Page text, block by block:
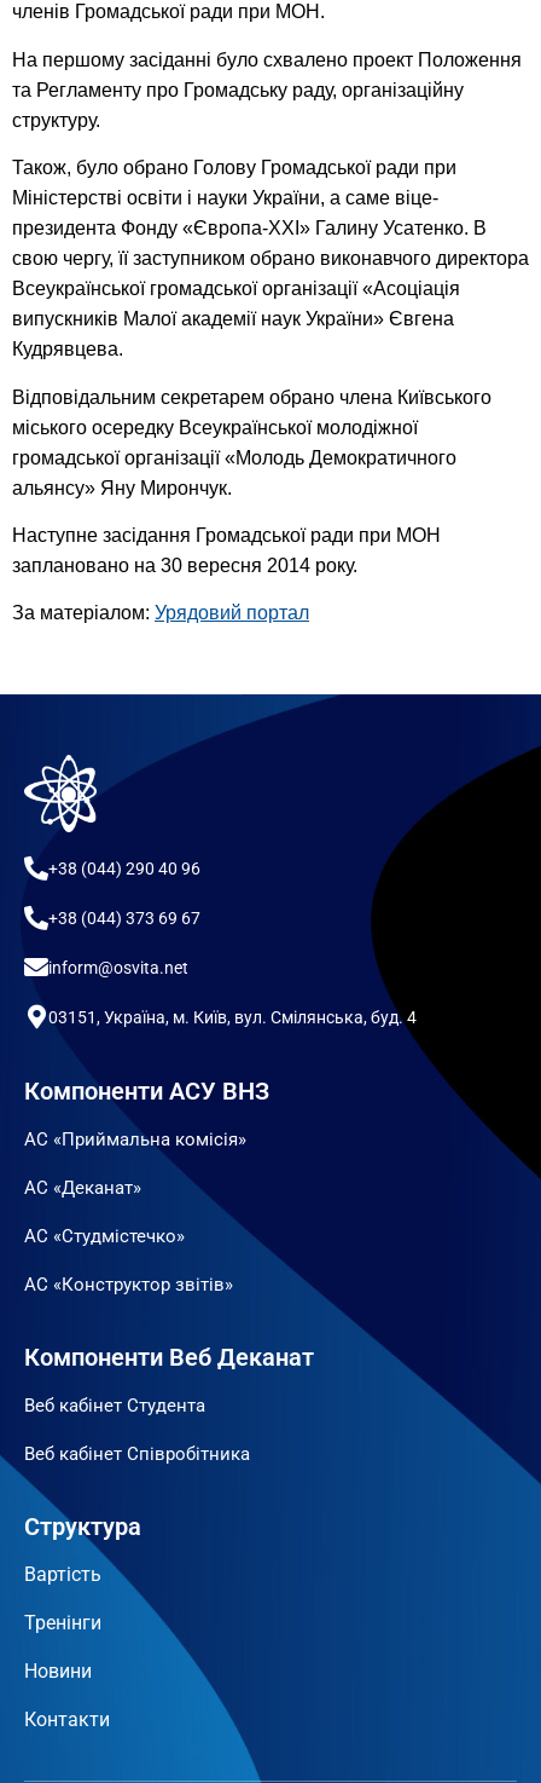
членів Громадської ради при МОН.
На першому засіданні було схвалено проект Положення
та Регламенту про Громадську раду, організаційну
структуру.
Також, було обрано Голову Громадської ради при
Міністерстві освіти і науки України, а саме віце-
президента Фонду «Європа-ХХІ» Галину Усатенко. В
свою чергу, її заступником обрано виконавчого директора
Всеукраїнської громадської організації «Асоціація
випускників Малої академії наук України» Євгена
Кудрявцева.
Відповідальним секретарем обрано члена Київського
міського осередку Всеукраїнської молодіжної
громадської організації «Молодь Демократичного
альянсу» Яну Мирончук.
Наступне засідання Громадської ради при МОН
заплановано на 30 вересня 2014 року.
За матеріалом: Урядовий портал
+38 (044) 290 40 96
+38 (044) 373 69 67
inform@osvita.net
03151, Україна, м. Київ, вул. Смілянська, буд. 4
Компоненти АСУ ВНЗ
АС «Приймальна комісія»
АС «Деканат»
АС «Студмістечко»
АС «Конструктор звітів»
Компоненти Веб Деканат
Веб кабінет Студента
Веб кабінет Співробітника
Структура
Вартість
Тренінги
Новини
Контакти